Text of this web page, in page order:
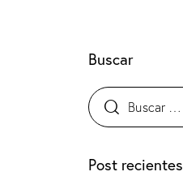
Buscar
Post recientes